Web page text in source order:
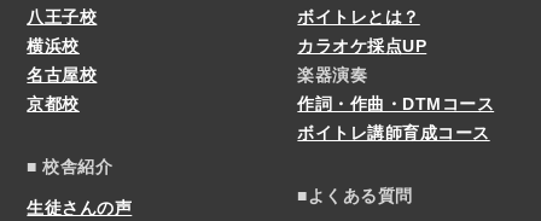
八王子校
横浜校
名古屋校
京都校
■ 校舎紹介
生徒さんの声
ボイトレとは？
カラオケ採点UP
楽器演奏
作詞・作曲・DTMコース
ボイトレ講師育成コース
■よくある質問